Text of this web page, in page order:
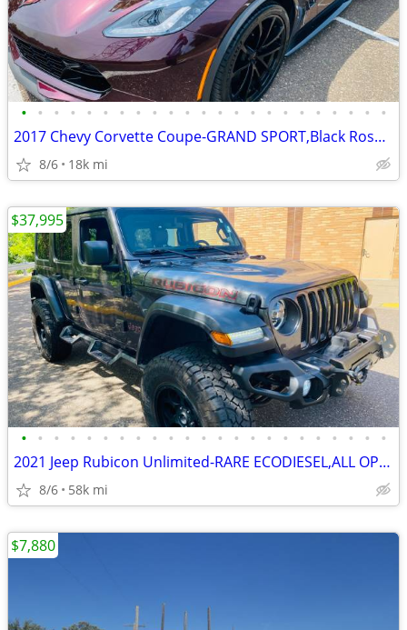
• • • • • • • • • • • • • • • • • • • • • • •
2017 Chevy Corvette Coupe-GRAND SPORT,Black Rose in color,only 17k
8/6 18k mi
• • • • • • • • • • • • • • • • • • • • • • •
2021 Jeep Rubicon Unlimited-RARE ECODIESEL,ALL OPTIONS,58k
8/6 58k mi
$37,995
$7,880